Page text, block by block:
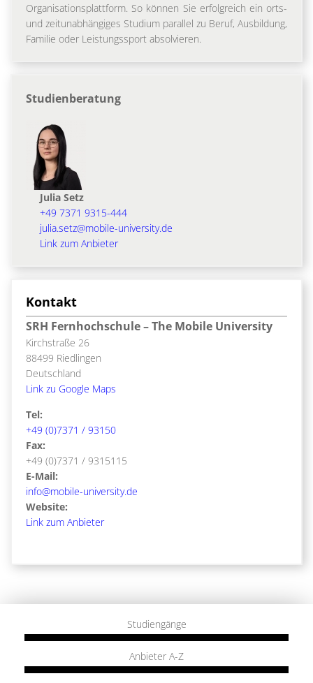
Organisationsplattform. So können Sie erfolgreich ein orts-
und zeitunabhängiges Studium parallel zu Beruf, Ausbildung,
Familie oder Leistungssport absolvieren.
Studienberatung
Julia Setz
+49 7371 9315-444
julia.setz@mobile-university.de
Link zum Anbieter
Kontakt
SRH Fernhochschule – The Mobile University
Kirchstraße 26
88499 Riedlingen
Deutschland
Link zu Google Maps
Tel:
+49 (0)7371 / 93150
Fax:
+49 (0)7371 / 9315115
E-Mail:
info@mobile-university.de
Website:
Link zum Anbieter
Studiengänge
Anbieter A-Z